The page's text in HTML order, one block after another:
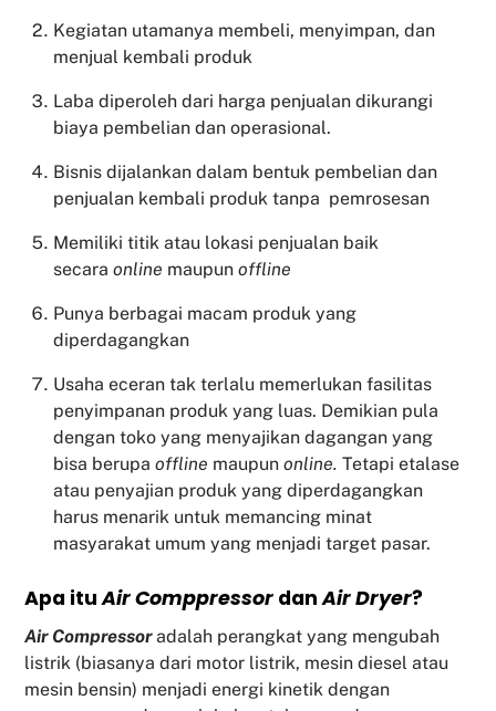
Kegiatan utamanya membeli, menyimpan, dan
menjual kembali produk
Laba diperoleh dari harga penjualan dikurangi
biaya pembelian dan operasional.
Bisnis dijalankan dalam bentuk pembelian dan
penjualan kembali produk tanpa pemrosesan
Memiliki titik atau lokasi penjualan baik
secara online maupun offline
Punya berbagai macam produk yang
diperdagangkan
Usaha eceran tak terlalu memerlukan fasilitas
penyimpanan produk yang luas. Demikian pula
dengan toko yang menyajikan dagangan yang
bisa berupa offline maupun online. Tetapi etalase
atau penyajian produk yang diperdagangkan
harus menarik untuk memancing minat
masyarakat umum yang menjadi target pasar.
Apa ituAir Comppressor danAir Dryer?
Air Compressoradalah perangkat yang mengubah
listrik (biasanya dari motor listrik, mesin diesel atau
mesin bensin) menjadi energi kinetik dengan